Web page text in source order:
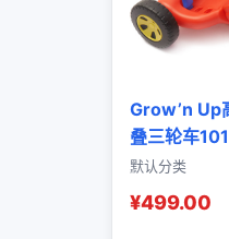
Grow’n Up
叠三轮车
默认分类
¥499.00